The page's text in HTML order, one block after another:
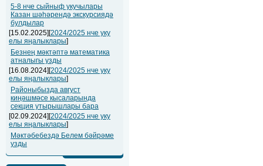
5-8 нче сыйныф укучылары
Казан шәһәрендә экскурсиядә
булдылар
[15.02.2025][2024/2025 нче уку
елы яңалыклары]
Безнең мәктәптә математика
атналыгы узды
[16.08.2024][2024/2025 нче уку
елы яңалыклары]
Районыбызда август
киңәшмәсе кысаларында
секция утырышлары бара
[02.09.2024][2024/2025 нче уку
елы яңалыклары]
Мәктәбебездә Белем бәйрәме
узды